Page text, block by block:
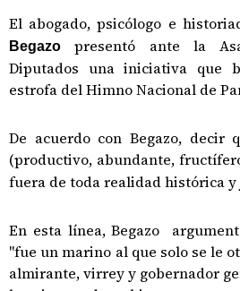
El abogado, psicólogo e
Begazo
presentó ante la
Diputados una iniciativa que
estrofa del Himno Nacional de
De acuerdo con Begazo, decir
(productivo, abundante,
fuera de toda realidad histórica
En esta línea, Begazo
"fue un marino al que solo se le
almirante, virrey y gobernador